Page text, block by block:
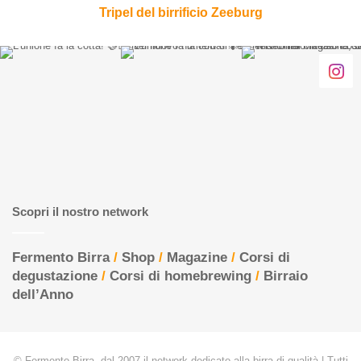
Tripel del birrificio Zeeburg
Scopri il nostro network
Fermento Birra/ Shop / Magazine / Corsi di
degustazione / Corsi di homebrewing / Birraio
dell’Anno